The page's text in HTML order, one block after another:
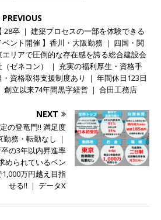
キルを磨ける ｜ グリップ
体育会積極採用
年8月7日 ]
≪ 27卒 ｜ 香川・大阪勤務 ≫
国・関東エリアで圧倒的な存在感を誇る総合建
資格取得支援制度あり ｜ 年間休日123日 ｜
以来74年間黒字経営 ｜ 合田工務店
体育
極採用企業
2025年8月7日 ] ≪27卒 ｜ 文系IT未経験でも
PREVIOUS
【 28卒 ｜ 建築プロセスの一部を体験できる
ベント開催 】香川・大阪勤務 ｜ 四国・関
エリアで圧倒的な存在感を誇る総合建設会
（ゼネコン） ｜ 充実の福利厚生・資格手
・資格取得支援制度あり ｜ 年間休日123日
創立以来74年間黒字経営 ｜ 合田工務店
NEXT
の登竜門!! 満足度
務・転勤なし ｜
の3年以内昇進率
められているベン
万円越え目指
せる!! ｜ データX